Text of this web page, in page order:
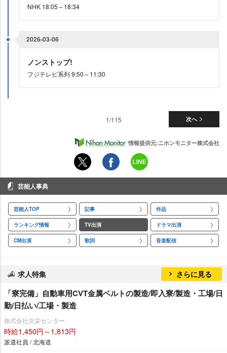
NHK 18:05～18:34
2026-03-06
ノンストップ!
フジテレビ系列 9:50～11:30
次へ
1/115
情報提供元:ニホンモニター株式会社
芸能人事典
芸能人TOP 記事 作品
ランキング情報 TV出演 ドラマ出演
CM出演 歌詞 音楽配信
求人特集 さらに見る
「寮完備」自動車用CVT金属ベルトの製造/即入寮/製造・工場/日
勤/日払い/工場・製造
株式会社京栄センター
時給1,450円～1,813円
派遣社員 / 北海道